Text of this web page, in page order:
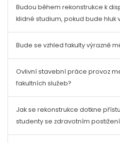
Budou během rekonstrukce k
klidné studium, pokud bude hluk
Bude se vzhled fakulty výrazně
Ovlivní stavební práce provoz
fakultních služeb?
Jak se rekonstrukce dotkne
studenty se zdravotním